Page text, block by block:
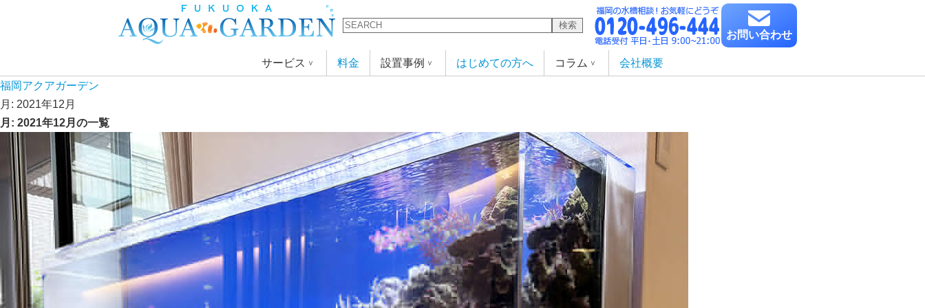
検索
お問い合わせ
サービス 料金 設置事例 はじめての方へ コラム
会社概要
福岡アクアガーデン
月: 2021年12月
月: 2021年12月 の一覧